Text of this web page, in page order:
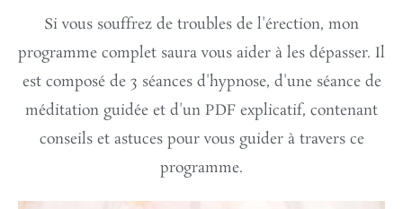
Si vous souffrez de troubles de l'érection, mon
programme complet saura vous aider à les dépasser. Il
est composé de 3 séances d'hypnose, d'une séance de
méditation guidée et d'un PDF explicatif, contenant
conseils et astuces pour vous guider à travers ce
programme.